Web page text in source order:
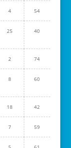
4 54
25 40
2 74
8 60
18 42
7 59